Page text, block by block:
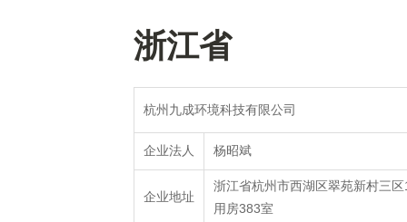
浙江省
杭州九成环境科技有限公司
企业法人 杨昭斌
企业地址
浙江省杭州市西湖区翠苑新村三
用房383室